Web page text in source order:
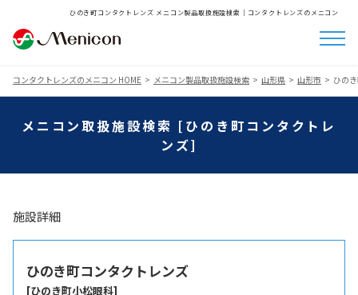
ひのき町コンタクトレンズ メニコン製品取扱施設検索│コンタクトレンズのメニコン
コンタクトレンズのメニコン HOME メニコン製品取扱施設検索 山形県 山形市 ひの
メニコン取扱施設検索 [ひのき町コンタクトレ
ンズ]
施設詳細
ひのき町コンタクトレンズ
[ひのき町小松眼科]